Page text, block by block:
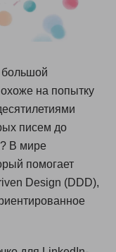
на попытку
писем до
В мире
помогает
Design (DDD),